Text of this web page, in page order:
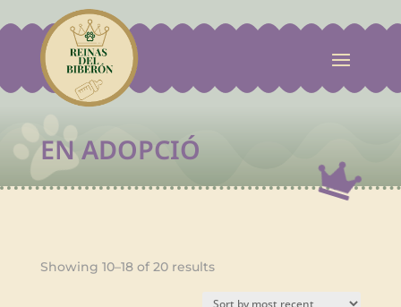

EN ADOPCIÓ

Showing 10–18 of 20 resultsSorted